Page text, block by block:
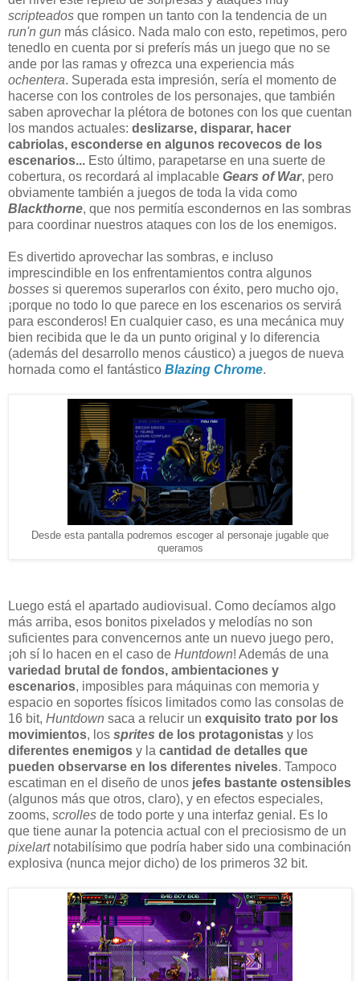
scripteados que rompen un tanto con la tendencia de un
run'n gun más clásico. Nada malo con esto, repetimos, pero
tenedlo en cuenta por si preferís más un juego que no se
ande por las ramas y ofrezca una experiencia más
ochentera. Superada esta impresión, sería el momento de
hacerse con los controles de los personajes, que también
saben aprovechar la plétora de botones con los que cuentan
los mandos actuales: deslizarse, disparar, hacer
cabriolas, esconderse en algunos recovecos de los
escenarios... Esto último, parapetarse en una suerte de
cobertura, os recordará al implacable Gears of War, pero
obviamente también a juegos de toda la vida como
Blackthorne, que nos permitía escondernos en las sombras
para coordinar nuestros ataques con los de los enemigos.
Es divertido aprovechar las sombras, e incluso
imprescindible en los enfrentamientos contra algunos
bosses si queremos superarlos con éxito, pero mucho ojo,
¡porque no todo lo que parece en los escenarios os servirá
para esconderos! En cualquier caso, es una mecánica muy
bien recibida que le da un punto original y lo diferencia
(además del desarrollo menos cáustico) a juegos de nueva
hornada como el fantástico Blazing Chrome.
Desde esta pantalla podremos escoger al personaje jugable que
queramos
Luego está el apartado audiovisual. Como decíamos algo
más arriba, esos bonitos pixelados y melodías no son
suficientes para convencernos ante un nuevo juego pero,
¡oh sí lo hacen en el caso de Huntdown! Además de una
variedad brutal de fondos, ambientaciones y
escenarios, imposibles para máquinas con memoria y
espacio en soportes físicos limitados como las consolas de
16 bit, Huntdown saca a relucir un exquisito trato por los
movimientos, los sprites de los protagonistas y los
diferentes enemigos y la cantidad de detalles que
pueden observarse en los diferentes niveles. Tampoco
escatiman en el diseño de unos jefes bastante ostensibles
(algunos más que otros, claro), y en efectos especiales,
zooms, scrolles de todo porte y una interfaz genial. Es lo
que tiene aunar la potencia actual con el preciosismo de un
pixelartnotabilísimo que podría haber sido una combinación
explosiva (nunca mejor dicho) de los primeros 32 bit.